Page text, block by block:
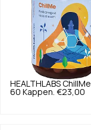
HEALTHLABS ChillMe
60 Kappen. €23,00